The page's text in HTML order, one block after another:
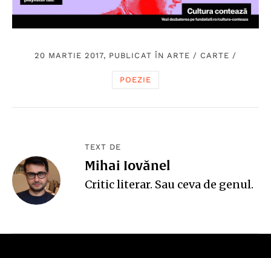
20 MARTIE 2017, PUBLICAT ÎN ARTE / CARTE /
POEZIE
TEXT DE
Mihai Iovănel
Critic literar. Sau ceva de genul.